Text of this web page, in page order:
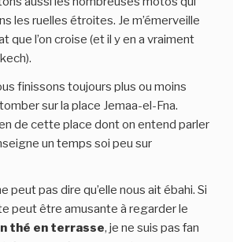
les ruelles étroites. Je m’émerveille
que l’on croise (et il y en a vraiment
finissons toujours plus ou moins
sur la place Jemaa-el-Fna.
en de cette place dont on entend parler
un temps soi peu sur
peut pas dire qu’elle nous ait ébahi. Si
peut être amusante à regarder le
thé en terrasse, je ne suis pas fan